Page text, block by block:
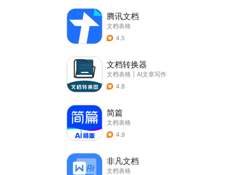
腾讯文档
文档表格
4.5
文档转换器
文档表格
AI文章写作
4.8
简篇
文档表格
4.9
非凡文档
文档表格